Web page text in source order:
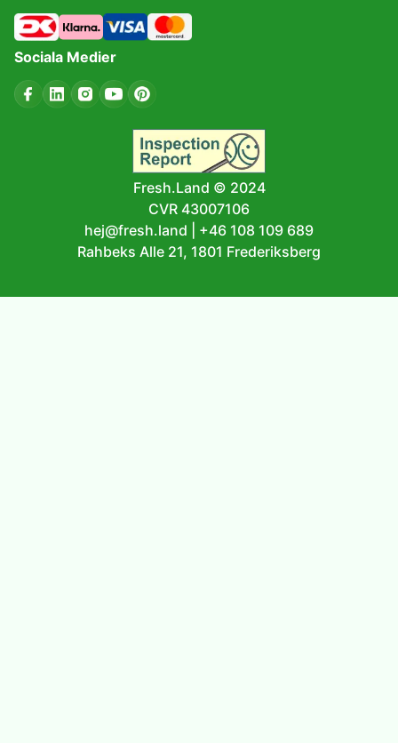
Sociala Medier
Fresh.Land © 2024
CVR 43007106
hej@fresh.land
+46 108 109 689
Rahbeks Alle 21, 1801 Frederiksberg